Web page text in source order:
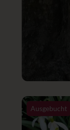
Ausgebucht